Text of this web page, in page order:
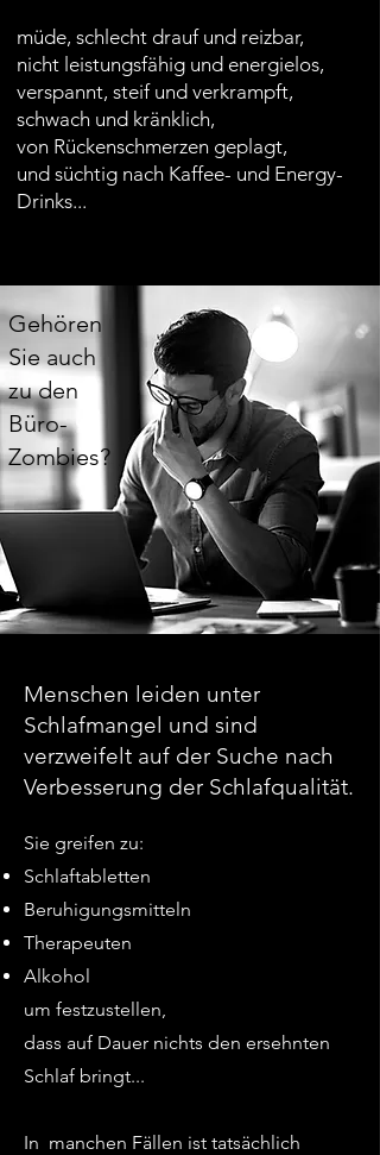
müde, schlecht drauf und reizbar,
nicht leistungsfähig und energielos,
verspannt, steif und verkrampft,
schwach und kränklich,
von Rückenschmerzen geplagt,
und süchtig nach Kaffee- und Energy-
Drinks...
Gehören
Sie auch
zu den
Büro-
Zombies?
Menschen leiden unter
Schlafmangel und sind
verzweifelt auf der Suche nach
Verbesserung der Schlafqualität.
Sie greifen zu:
Schlaftabletten
Beruhigungsmitteln
Therapeuten
Alkohol
um festzustellen,
dass auf Dauer nichts den ersehnten
Schlaf bringt...
In manchen Fällen ist tatsächlich